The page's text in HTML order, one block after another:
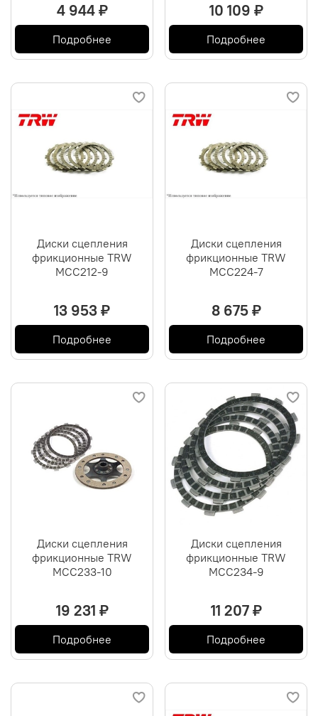
4 944 ₽
Подробнее
10 109 ₽
Подробнее
Диски сцепления
фрикционные TRW
MCC212-9
13 953 ₽
Подробнее
Диски сцепления
фрикционные TRW
MCC224-7
8 675 ₽
Подробнее
Диски сцепления
фрикционные TRW
MCC233-10
19 231 ₽
Подробнее
Диски сцепления
фрикционные TRW
MCC234-9
11 207 ₽
Подробнее